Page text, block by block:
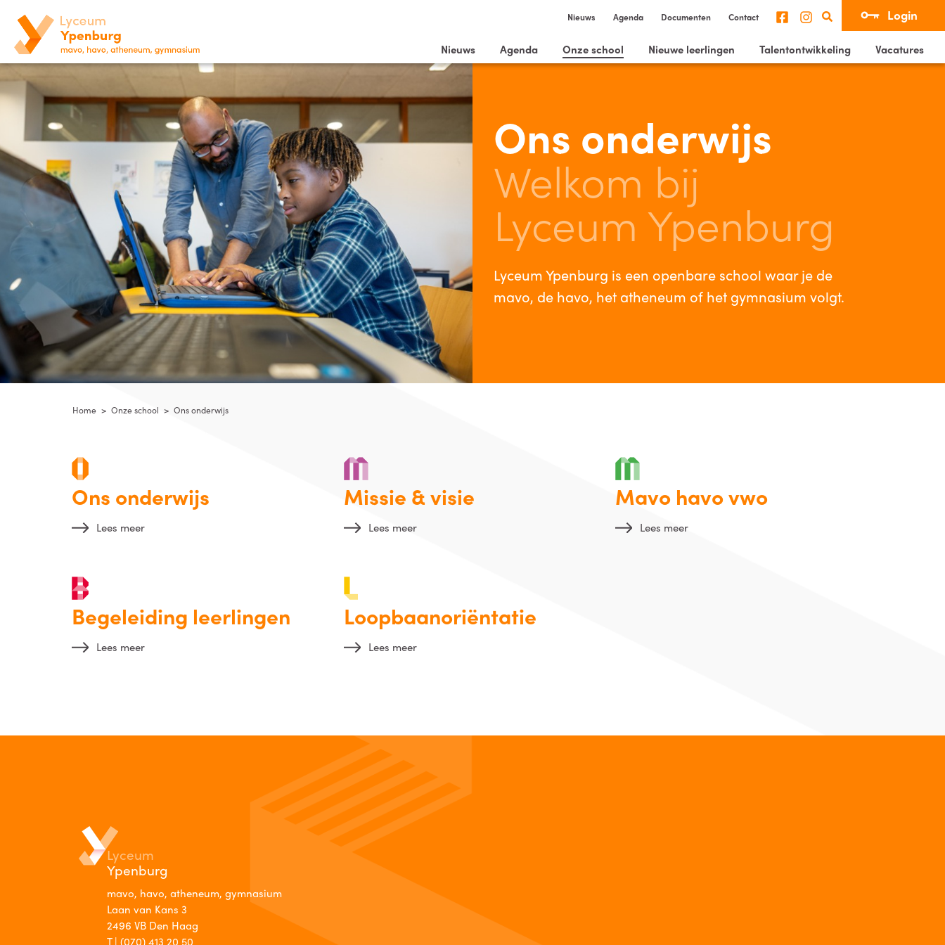
Login
Nieuws Agenda Documenten Contact
Nieuws Agenda Onze school Nieuwe leerlingen Talentontwikkeling Vacatures
Ons onderwijs
Welkom bij
Lyceum Ypenburg
Lyceum Ypenburg is een openbare school waar je de
mavo, de havo, het atheneum of het gymnasium volgt.
Home > Onze school > Ons onderwijs
Ons onderwijs
Lees meer
Missie & visie
Lees meer
Mavo havo vwo
Lees meer
Begeleiding leerlingen
Lees meer
Loopbaanoriëntatie
Lees meer
Lyceum
Ypenburg
mavo, havo, atheneum, gymnasium
Laan van Kans 3
2496 VB Den Haag
T | (070) 413 20 50